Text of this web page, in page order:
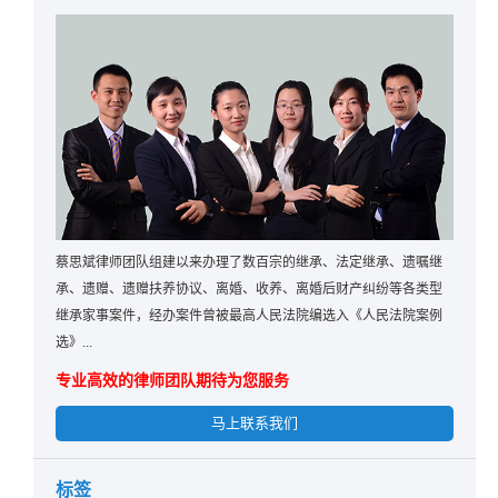
蔡思斌律师团队组建以来办理了数百宗的继承、法定继承、遗嘱继
承、遗赠、遗赠扶养协议、离婚、收养、离婚后财产纠纷等各类型
继承家事案件，经办案件曾被最高人民法院编选入《人民法院案例
选》...
专业高效的律师团队期待为您服务
马上联系我们
标签